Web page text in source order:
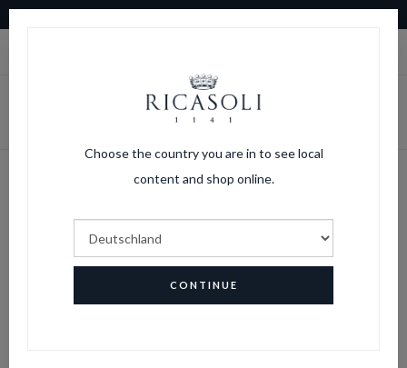
Neuer Benutzer
HOME
Choose the country you are in to see local
content and shop online.
CONTINUE